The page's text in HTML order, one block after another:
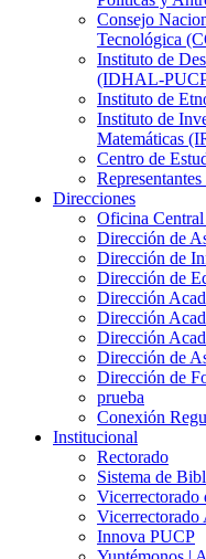
Consejo
Tecnológica
Instituto de
(IDHAL-
Instituto de
Instituto de
Matemáticas
Centro de
Direcciones
Oficina
Dirección de
Dirección de
Dirección de
Dirección
Dirección
Dirección
Dirección de
Dirección de
prueba
Conexión
Institucional
Rectorado
Sistema de
Vicerrectorado
Innova PUCP